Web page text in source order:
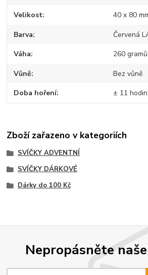
Velikost 40 x 80
Barva Červená
Váha 260 gramů
Vůně Bez vůně
Doba hoření ± 11 hodin
Zboží zařazeno v kategoriích
SVÍČKY ADVENTNÍ
SVÍČKY DÁRKOVÉ
Dárky do 100 Kč
Nepropásněte